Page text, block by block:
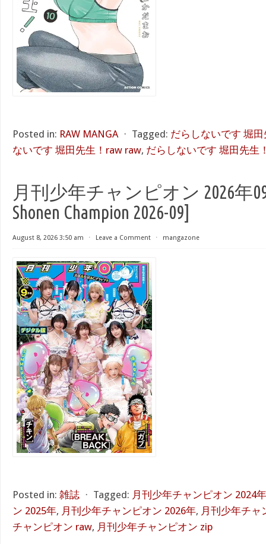
Posted in: RAW MANGA ⋅ Tagged: だらしないです 堀
ないです 堀田先生！raw raw, だらしないです 堀田先生
月刊少年チャンピオン 2026年
Shonen Champion 2026-09]
August 8, 2026 3:50 am ⋅ Leave a Comment ⋅ mangazone
Posted in: 雑誌 ⋅ Tagged: 月刊少年チャンピオン 2024年
ン 2025年, 月刊少年チャンピオン 2026年, 月刊少年チャ
チャンピオン raw, 月刊少年チャンピオン zip